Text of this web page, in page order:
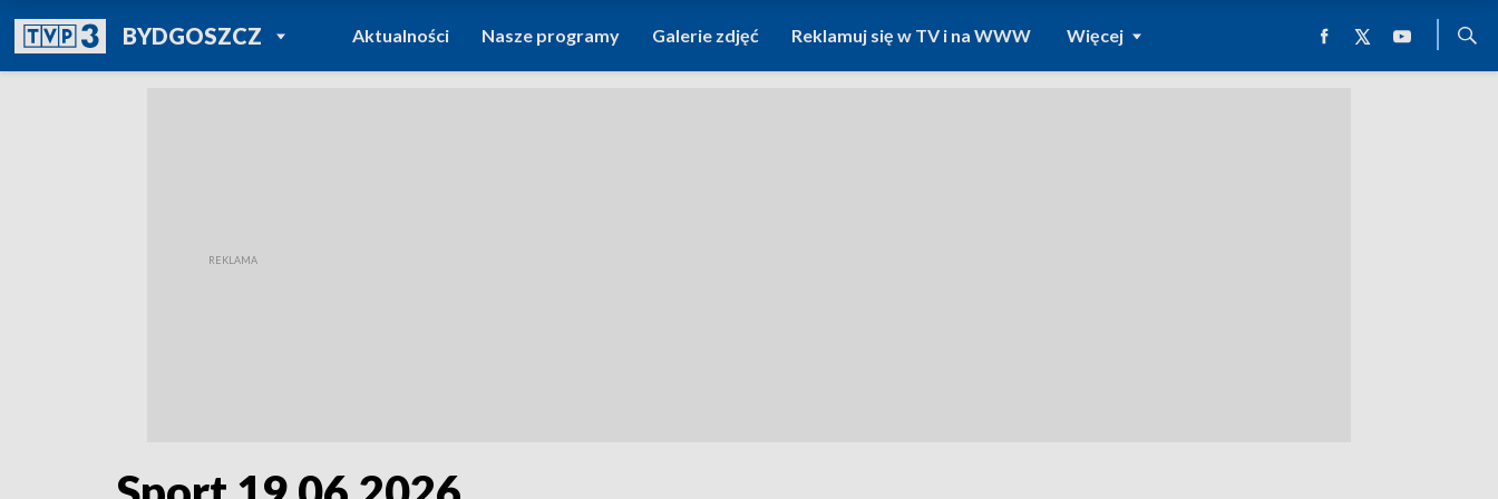
BYDGOSZCZPOWRÓT DO
TVP REGIONY
Aktualności Nasze programy Galerie zdjęć Reklamuj się w TV i na WWW Więcej